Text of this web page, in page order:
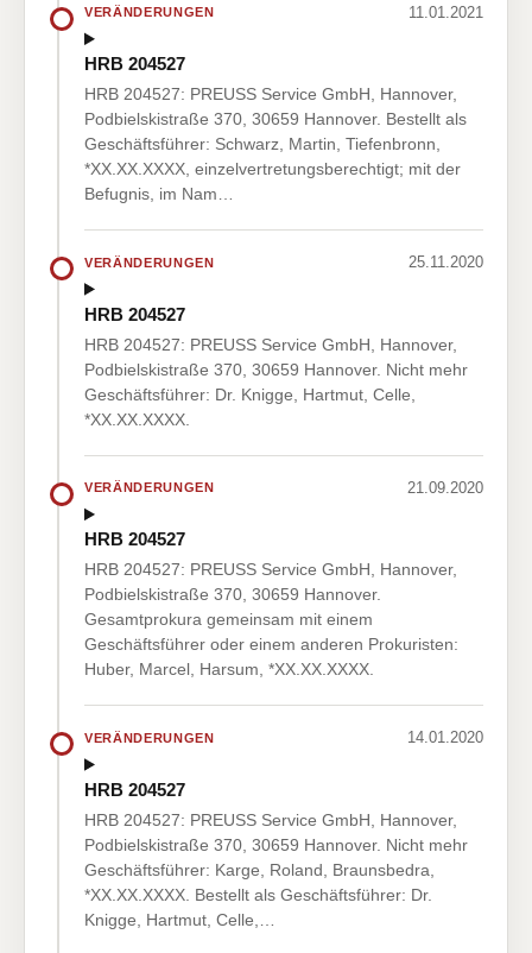
VERÄNDERUNGEN 11.01.2021
HRB 204527
HRB 204527: PREUSS Service GmbH, Hannover,
Podbielskistraße 370, 30659 Hannover. Bestellt als
Geschäftsführer: Schwarz, Martin, Tiefenbronn,
*XX.XX.XXXX, einzelvertretungsberechtigt; mit der
Befugnis, im Nam…
VERÄNDERUNGEN 25.11.2020
HRB 204527
HRB 204527: PREUSS Service GmbH, Hannover,
Podbielskistraße 370, 30659 Hannover. Nicht mehr
Geschäftsführer: Dr. Knigge, Hartmut, Celle,
*XX.XX.XXXX.
VERÄNDERUNGEN 21.09.2020
HRB 204527
HRB 204527: PREUSS Service GmbH, Hannover,
Podbielskistraße 370, 30659 Hannover.
Gesamtprokura gemeinsam mit einem
Geschäftsführer oder einem anderen Prokuristen:
Huber, Marcel, Harsum, *XX.XX.XXXX.
VERÄNDERUNGEN 14.01.2020
HRB 204527
HRB 204527: PREUSS Service GmbH, Hannover,
Podbielskistraße 370, 30659 Hannover. Nicht mehr
Geschäftsführer: Karge, Roland, Braunsbedra,
*XX.XX.XXXX. Bestellt als Geschäftsführer: Dr.
Knigge, Hartmut, Celle,…